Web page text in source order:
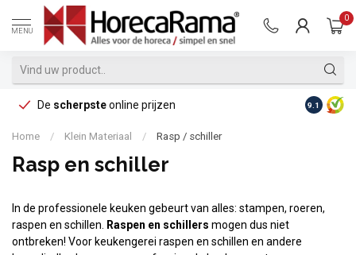
MENU
0
De scherpsteonline prijzen Op
9.1
Home / Klein Materiaal / Rasp / schiller
Rasp en schiller
In de professionele keuken gebeurt van alles: stampen, roeren,
raspen en schillen.
Raspen en schillers mogen dus niet
ontbreken! Voor keukengerei raspen en schillen en andere